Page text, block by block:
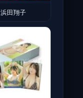
浜田翔子